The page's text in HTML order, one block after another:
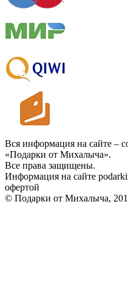
Вся информация на сайте –
«Подарки от Михалыча».
Все права защищены.
Информация на сайте
офертой
© Подарки от Михалыча,